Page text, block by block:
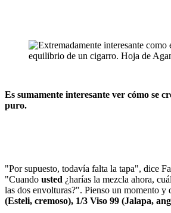
Es sumamente interesante ver cómo se
puro.
"Por supuesto, todavía falta la tapa", dice
"Cuando usted ¿harías la mezcla ahora,
las dos envolturas?". Pienso un momento y
(Esteli, cremoso), 1/3 Viso 99 (Jalapa,